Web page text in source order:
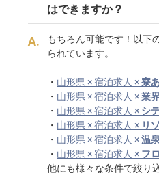
はできますか？
もちろん可能です！以下
られています。
・ 山形県 × 宿泊求人 ×寮
・ 山形県 × 宿泊求人 ×業
・ 山形県 × 宿泊求人 × シ
・ 山形県 × 宿泊求人 × リ
・ 山形県 × 宿泊求人 ×温
・ 山形県 × 宿泊求人 × フ
他にも様々な条件で絞り